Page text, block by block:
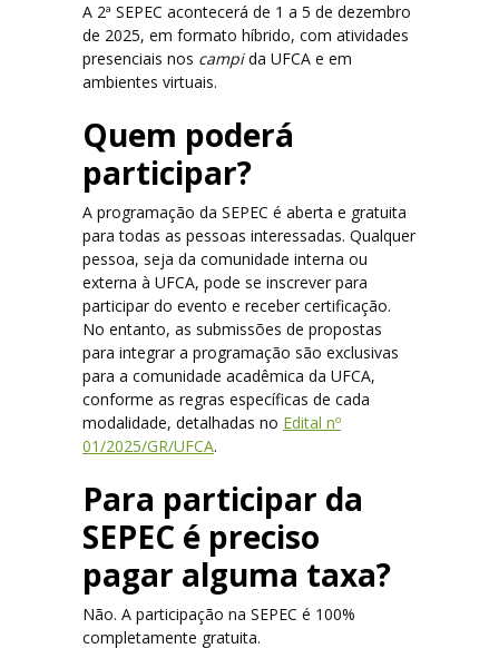
Edições anteriores
1ª SEPEC
Editais – 2ª SEPEC (com resultados)
A 2ª SEPEC acontecerá de 1 a 5 de dezembro
de 2025, em formato híbrido, com atividades
presenciais nos campida UFCA e em
ambientes virtuais.
Quem poderá
participar?
A programação da SEPEC é aberta e gratuita
para todas as pessoas interessadas. Qualquer
pessoa, seja da comunidade interna ou
externa à UFCA, pode se inscrever para
participar do evento e receber certificação.
No entanto, as submissões de propostas
para integrar a programação são exclusivas
para a comunidade acadêmica da UFCA,
conforme as regras específicas de cada
modalidade, detalhadas no Edital nº
01/2025/GR/UFCA.
Para participar da
SEPEC é preciso
pagar alguma taxa?
Não. A participação na SEPEC é 100%
completamente gratuita.